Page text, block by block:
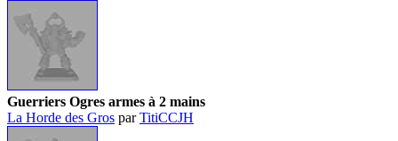
Guerriers Ogres armes à 2 mains
La Horde des Gros parTitiCCJH